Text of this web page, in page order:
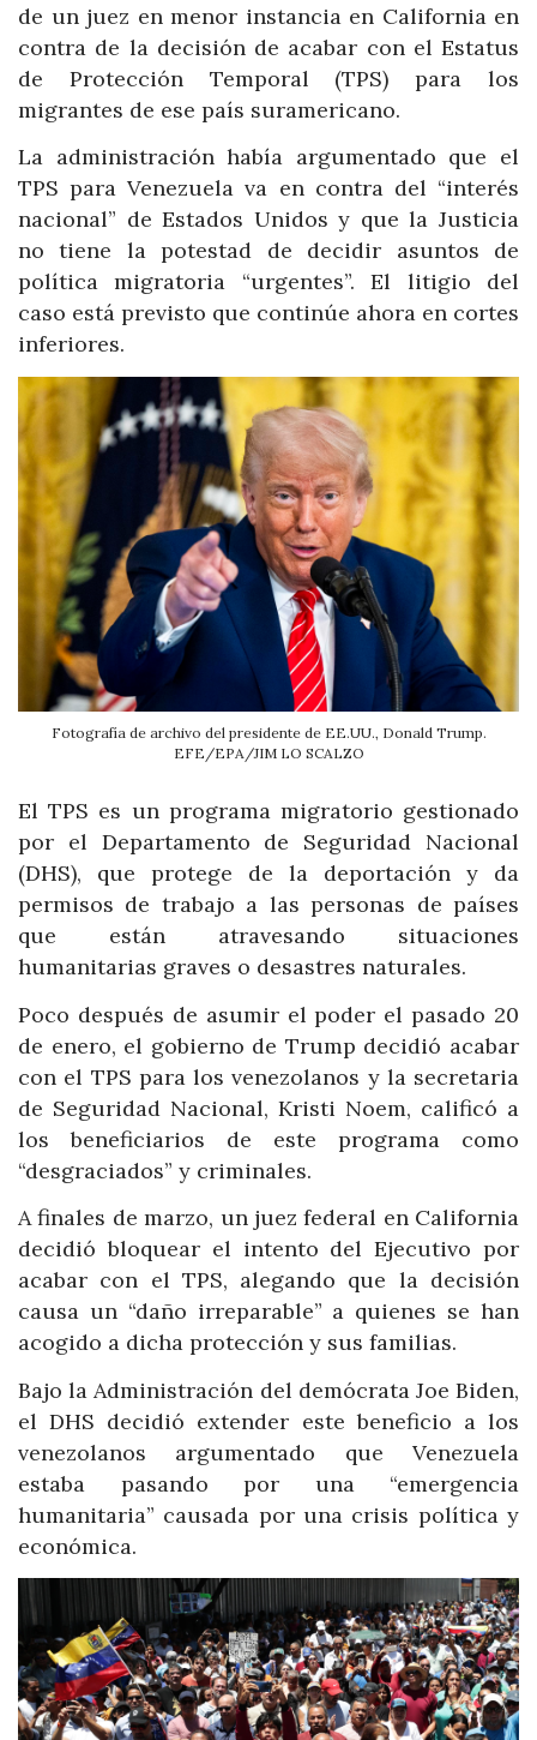
de un juez en menor instancia en California en
contra de la decisión de acabar con el Estatus
de Protección Temporal (TPS) para los
migrantes de ese país suramericano.
La administración había argumentado que el
TPS para Venezuela va en contra del “interés
nacional” de Estados Unidos y que la Justicia
no tiene la potestad de decidir asuntos de
política migratoria “urgentes”. El litigio del
caso está previsto que continúe ahora en cortes
inferiores.
Fotografía de archivo del presidente de EE.UU., Donald Trump.
EFE/EPA/JIM LO SCALZO
El TPS es un programa migratorio gestionado
por el Departamento de Seguridad Nacional
(DHS), que protege de la deportación y da
permisos de trabajo a las personas de países
que están atravesando situaciones
humanitarias graves o desastres naturales.
Poco después de asumir el poder el pasado 20
de enero, el gobierno de Trump decidió acabar
con el TPS para los venezolanos y la secretaria
de Seguridad Nacional, Kristi Noem, calificó a
los beneficiarios de este programa como
“desgraciados” y criminales.
A finales de marzo, un juez federal en California
decidió bloquear el intento del Ejecutivo por
acabar con el TPS, alegando que la decisión
causa un “daño irreparable” a quienes se han
acogido a dicha protección y sus familias.
Bajo la Administración del demócrata Joe Biden,
el DHS decidió extender este beneficio a los
venezolanos argumentado que Venezuela
estaba pasando por una “emergencia
humanitaria” causada por una crisis política y
económica.